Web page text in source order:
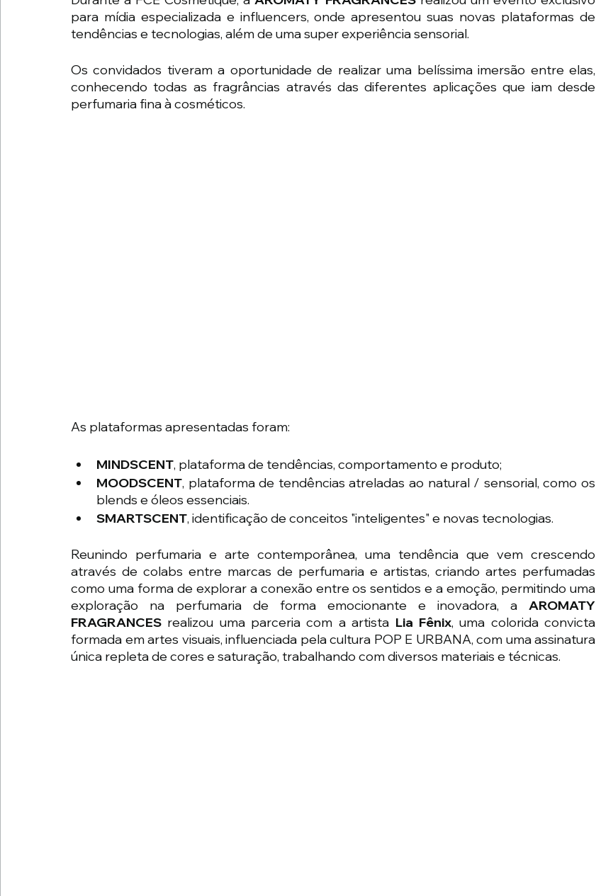
para mídia especializada e influencers, onde apresentou suas novas plataformas de
tendências e tecnologias, além de uma super experiência sensorial.
Os convidados tiveram a oportunidade de realizar uma belíssima imersão entre elas,
conhecendo todas as fragrâncias através das diferentes aplicações que iam desde
perfumaria fina à cosméticos.
As plataformas apresentadas foram:
MINDSCENT, plataforma de tendências, comportamento e produto;
MOODSCENT, plataforma de tendências atreladas ao natural / sensorial, como os
blends e óleos essenciais.
SMARTSCENT, identificação de conceitos "inteligentes" e novas tecnologias.
Reunindo perfumaria e arte contemporânea, uma tendência que vem crescendo
através de colabs entre marcas de perfumaria e artistas, criando artes perfumadas
como uma forma de explorar a conexão entre os sentidos e a emoção, permitindo uma
exploração na perfumaria de forma emocionante e inovadora, a AROMATY
FRAGRANCES realizou uma parceria com a artista Lia Fênix, uma colorida convicta
formada em artes visuais, influenciada pela cultura POP E URBANA, com uma assinatura
única repleta de cores e saturação, trabalhando com diversos materiais e técnicas.